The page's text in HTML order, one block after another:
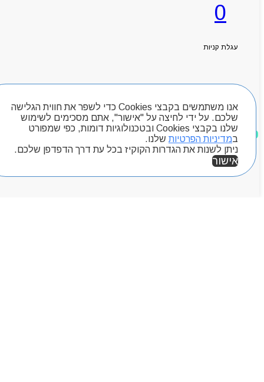
אנו משתמשים בקבצי Cookies כדי לשפר את חווית הגלישה
שלכם. על ידי לחיצה על "אישור", אתם מסכימים לשימוש
שלנו בקבצי Cookies ובטכנולוגיות דומות, כפי שמפורט
במדיניות הפרטיות שלנו.
ניתן לשנות את הגדרות הקוקיז בכל עת דרך הדפדפן שלכם.
אישור
0
עגלת קניות
חיפוש מוצרים
מוצרים שאהבתי
ראשי
אודותניו
המגזין
יצירת קשר
Byou